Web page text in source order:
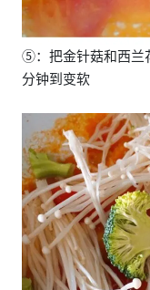
⑤：把金针菇和西兰
分钟到变软